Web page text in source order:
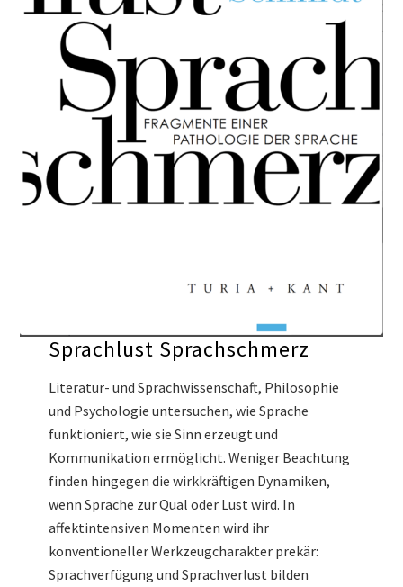
Sprachlust Sprachschmerz
Literatur- und Sprachwissenschaft, Philosophie
und Psychologie untersuchen, wie Sprache
funktioniert, wie sie Sinn erzeugt und
Kommunikation ermöglicht. Weniger Beachtung
finden hingegen die wirkkräftigen Dynamiken,
wenn Sprache zur Qual oder Lust wird. In
affektintensiven Momenten wird ihr
konventioneller Werkzeugcharakter prekär:
Sprachverfügung und Sprachverlust bilden